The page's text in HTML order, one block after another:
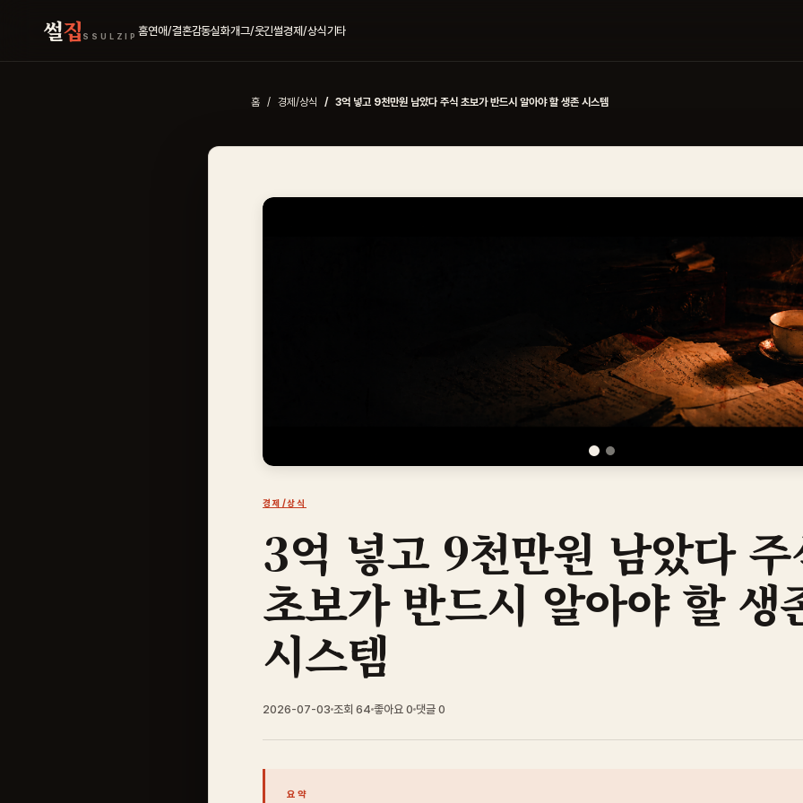
썰집 SSULZIP 홈연애/결혼감동실화개그/웃긴썰경제/상식기타
홈 경제/상식 3억 넣고 9천만원 남았다 주식 초보가 반드시 알아야 할 생존 시스템
경제/상식
3억 넣고 9천만원 남았다 주
초보가 반드시 알아야 할 생
시스템
2026-07-03 조회 64 좋아요 0 댓글 0
요약